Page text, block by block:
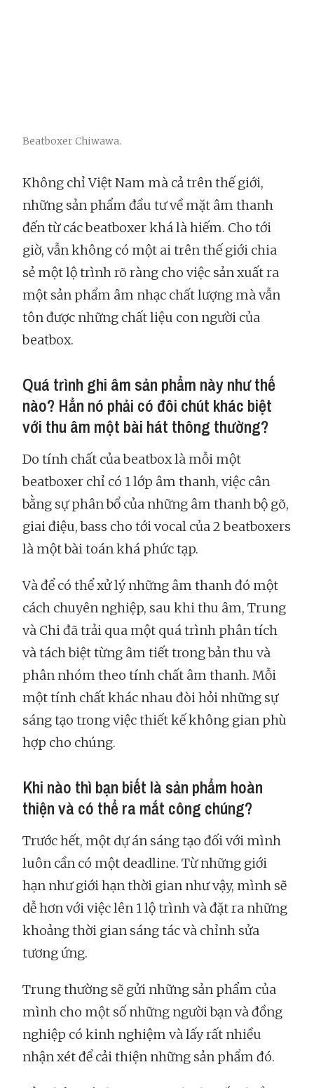
Beatboxer Chiwawa.
Không chỉ Việt Nam mà cả trên thế giới,
những sản phẩm đầu tư về mặt âm thanh
đến từ các beatboxer khá là hiếm. Cho tới
giờ, vẫn không có một ai trên thế giới chia
sẻ một lộ trình rõ ràng cho việc sản xuất ra
một sản phẩm âm nhạc chất lượng mà vẫn
tôn được những chất liệu con người của
beatbox.
Quá trình ghi âm sản phẩm này như thế
nào? Hẳn nó phải có đôi chút khác biệt
với thu âm một bài hát thông thường?
Do tính chất của beatbox là mỗi một
beatboxer chỉ có 1 lớp âm thanh, việc cân
bằng sự phân bổ của những âm thanh bộ gõ,
giai điệu, bass cho tới vocal của 2 beatboxers
là một bài toán khá phức tạp.
Và để có thể xử lý những âm thanh đó một
cách chuyên nghiệp, sau khi thu âm, Trung
và Chi đã trải qua một quá trình phân tích
và tách biệt từng âm tiết trong bản thu và
phân nhóm theo tính chất âm thanh. Mỗi
một tính chất khác nhau đòi hỏi những sự
sáng tạo trong việc thiết kế không gian phù
hợp cho chúng.
Khi nào thì bạn biết là sản phẩm hoàn
thiện và có thể ra mắt công chúng?
Trước hết, một dự án sáng tạo đối với mình
luôn cần có một deadline. Từ những giới
hạn như giới hạn thời gian như vậy, mình sẽ
dễ hơn với việc lên 1 lộ trình và đặt ra những
khoảng thời gian sáng tác và chỉnh sửa
tương ứng.
Trung thường sẽ gửi những sản phẩm của
mình cho một số những người bạn và đồng
nghiệp có kinh nghiệm và lấy rất nhiều
nhận xét để cải thiện những sản phẩm đó.